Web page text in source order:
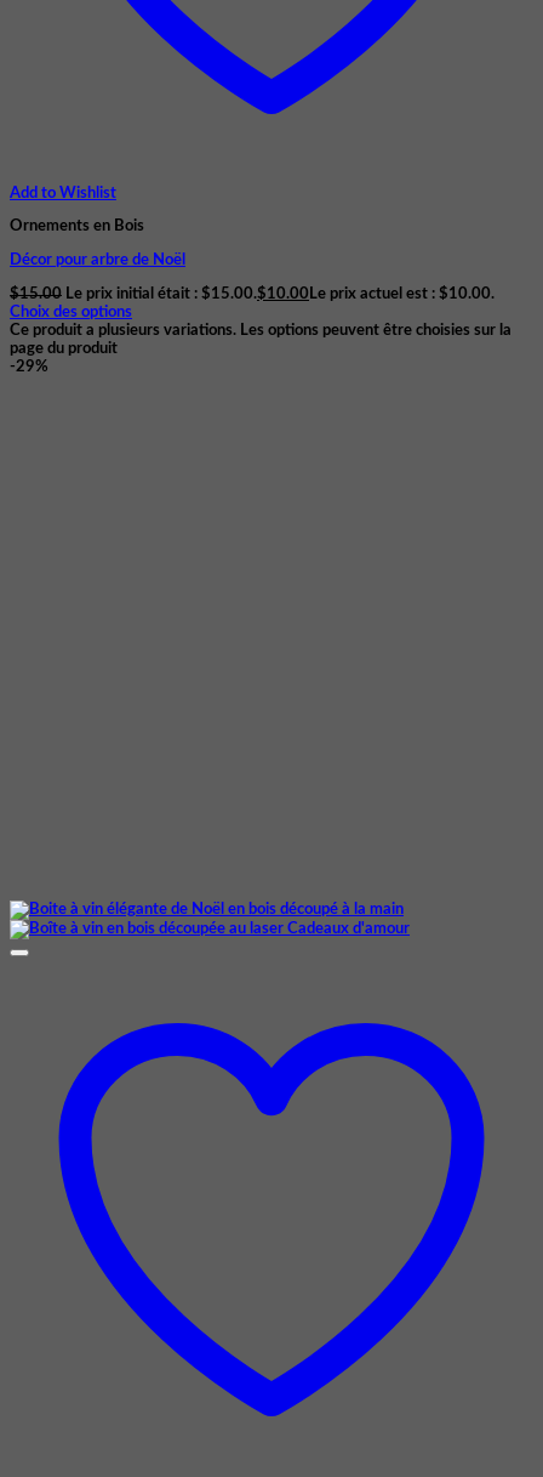
Add to Wishlist
Ornements en Bois
Décor pour arbre de Noël
$15.00 Le prix initial était : $15.00.$10.00 Le prix actuel est : $10.00.
Choix des options
Ce produit a plusieurs variations. Les options peuvent être choisies sur la
page du produit
-29%